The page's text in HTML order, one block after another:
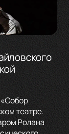
театре.
Ролана